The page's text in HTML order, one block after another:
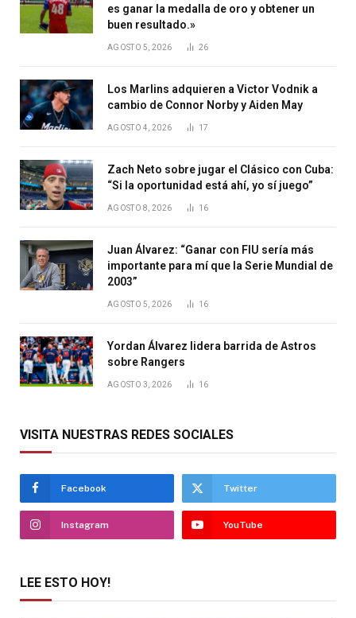
es ganar la medalla de oro y obtener un
buen resultado.»
AGOSTO 5, 2026 26
Los Marlins adquieren a Victor Vodnik a
cambio de Connor Norby y Aiden May
AGOSTO 4, 2026 17
Zach Neto sobre jugar el Clásico con Cuba:
“Si la oportunidad está ahí, yo sí juego”
AGOSTO 8, 2026 16
Juan Álvarez: “Ganar con FIU sería más
importante para mí que la Serie Mundial de
2003”
AGOSTO 5, 2026 16
Yordan Álvarez lidera barrida de Astros
sobre Rangers
AGOSTO 3, 2026 16
VISITA NUESTRAS REDES SOCIALES
Facebook Twitter
Instagram YouTube
LEE ESTO HOY!